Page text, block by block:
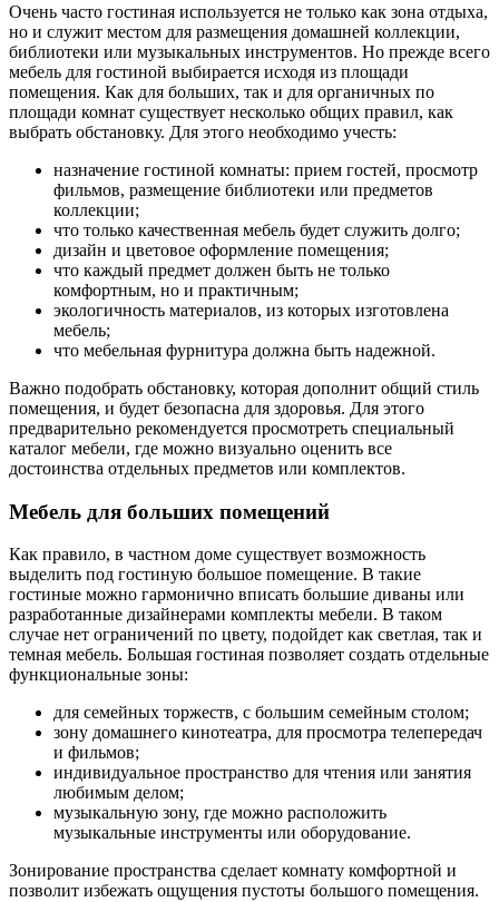
Очень часто гостиная используется не только как зона отдыха,
но и служит местом для размещения домашней коллекции,
библиотеки или музыкальных инструментов. Но прежде всего
мебель для гостиной выбирается исходя из площади
помещения. Как для больших, так и для органичных по
площади комнат существует несколько общих правил, как
выбрать обстановку. Для этого необходимо учесть:
назначение гостиной комнаты: прием гостей, просмотр
фильмов, размещение библиотеки или предметов
коллекции;
что только качественная мебель будет служить долго;
дизайн и цветовое оформление помещения;
что каждый предмет должен быть не только
комфортным, но и практичным;
экологичность материалов, из которых изготовлена
мебель;
что мебельная фурнитура должна быть надежной.
Важно подобрать обстановку, которая дополнит общий стиль
помещения, и будет безопасна для здоровья. Для этого
предварительно рекомендуется просмотреть специальный
каталог мебели, где можно визуально оценить все
достоинства отдельных предметов или комплектов.
Мебель для больших помещений
Как правило, в частном доме существует возможность
выделить под гостиную большое помещение. В такие
гостиные можно гармонично вписать большие диваны или
разработанные дизайнерами комплекты мебели. В таком
случае нет ограничений по цвету, подойдет как светлая, так и
темная мебель. Большая гостиная позволяет создать отдельные
функциональные зоны:
для семейных торжеств, с большим семейным столом;
зону домашнего кинотеатра, для просмотра телепередач
и фильмов;
индивидуальное пространство для чтения или занятия
любимым делом;
музыкальную зону, где можно расположить
музыкальные инструменты или оборудование.
Зонирование пространства сделает комнату комфортной и
позволит избежать ощущения пустоты большого помещения.